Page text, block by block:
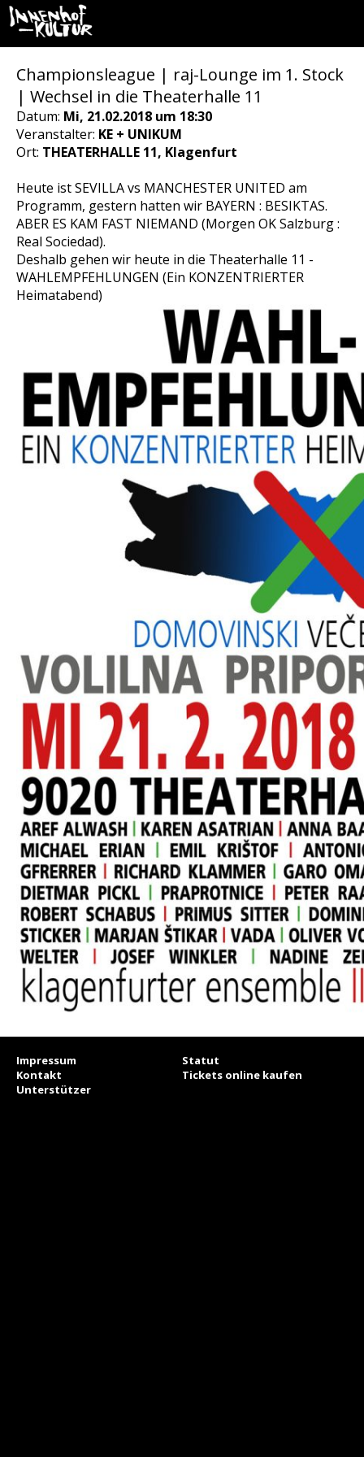
Championsleague | raj-Lounge im 1. Stock
| Wechsel in die Theaterhalle 11
Datum: Mi, 21.02.2018 um 18:30
Veranstalter: KE + UNIKUM
Ort: THEATERHALLE 11, Klagenfurt
Heute ist SEVILLA vs MANCHESTER UNITED am
Programm, gestern hatten wir BAYERN : BESIKTAS.
ABER ES KAM FAST NIEMAND (Morgen OK Salzburg :
Real Sociedad).
Deshalb gehen wir heute in die Theaterhalle 11 -
WAHLEMPFEHLUNGEN (Ein KONZENTRIERTER
Heimatabend)
Impressum
Statut
Kontakt
Tickets online kaufen
Unterstützer